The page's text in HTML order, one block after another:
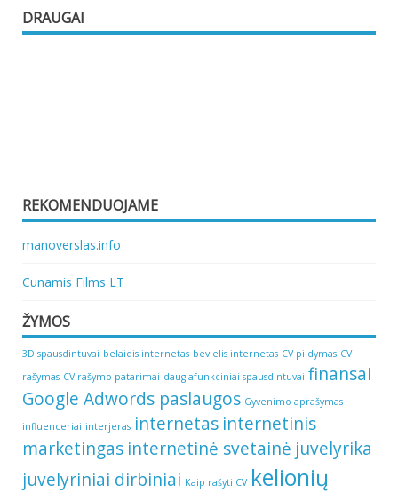
DRAUGAI
REKOMENDUOJAME
manoverslas.info
Cunamis Films LT
ŽYMOS
3D spausdintuvai belaidis internetas bevielis internetas CV pildymas CV
rašymas CV rašymo patarimai daugiafunkciniai spausdintuvai finansai
Google Adwords paslaugos Gyvenimo aprašymas
influenceriai interjeras internetas internetinis
marketingas internetinė svetainė juvelyrika
juvelyriniai dirbiniai Kaip rašyti CV kelionių